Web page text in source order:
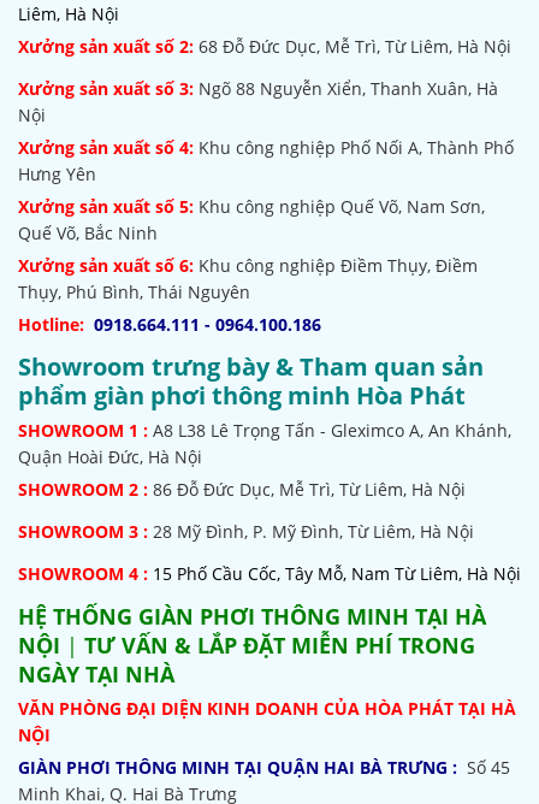
Liêm, Hà Nội
Xưởng sản xuất số 2: 68 Đỗ Đức Dục, Mễ Trì, Từ Liêm, Hà Nội
Xưởng sản xuất số 3: Ngõ 88 Nguyễn Xiển, Thanh Xuân, Hà
Nội
Xưởng sản xuất số 4: Khu công nghiệp Phố Nối A, Thành Phố
Hưng Yên
Xưởng sản xuất số 5: Khu công nghiệp Quế Võ, Nam Sơn,
Quế Võ, Bắc Ninh
Xưởng sản xuất số 6: Khu công nghiệp Điềm Thụy, Điềm
Thụy, Phú Bình, Thái Nguyên
Hotline: 0918.664.111 - 0964.100.186
Showroom trưng bày & Tham quan sản
phẩm giàn phơi thông minh Hòa Phát
SHOWROOM 1 : A8 L38 Lê Trọng Tấn - Gleximco A, An Khánh,
Quận Hoài Đức, Hà Nội
SHOWROOM 2 : 86 Đỗ Đức Dục, Mễ Trì, Từ Liêm, Hà Nội
SHOWROOM 3 : 28 Mỹ Đình, P. Mỹ Đình, Từ Liêm, Hà Nội
SHOWROOM 4 : 15 Phố Cầu Cốc, Tây Mỗ, Nam Từ Liêm, Hà Nội
HỆ THỐNG GIÀN PHƠI THÔNG MINH TẠI HÀ
NỘI | TƯ VẤN & LẮP ĐẶT MIỄN PHÍ TRONG
NGÀY TẠI NHÀ
VĂN PHÒNG ĐẠI DIỆN KINH DOANH CỦA HÒA PHÁT TẠI HÀ
NỘI
GIÀN PHƠI THÔNG MINH TẠI QUẬN HAI BÀ TRƯNG : Số 45
Minh Khai, Q. Hai Bà Trưng